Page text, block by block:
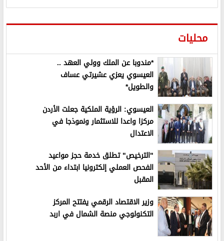
محليات
*مندوبا عن الملك وولي العهد ..
العيسوي يعزي عشيرتي عساف
والطويل*
العيسوي: الرؤية الملكية جعلت الأردن
مركزا واعدا للاستثمار ونموذجا في
الاعتدال
"الترخيص" تطلق خدمة حجز مواعيد
الفحص العملي إلكترونيا ابتداء من الأحد
المقبل
وزير الاقتصاد الرقمي يفتتح المركز
التكنولوجي منصة الشمال في اربد